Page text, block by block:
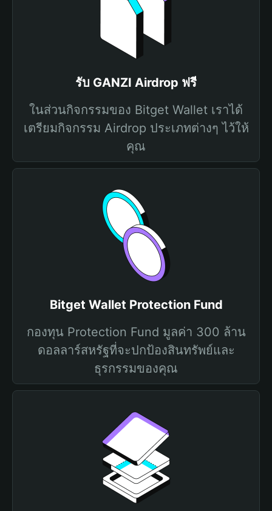
รับ GANZI Airdrop ฟรี
ในส่วนกิจกรรมของ Bitget Wallet เราได้
เตรียมกิจกรรม Airdrop ประเภทต่างๆ ไว้ให้
คุณ
Bitget Wallet Protection Fund
กองทุน Protection Fund มูลค่า 300 ล้าน
ดอลลาร์สหรัฐที่จะปกป้องสินทรัพย์และ
ธุรกรรมของคุณ